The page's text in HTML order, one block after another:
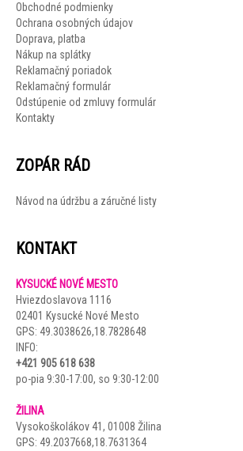
Obchodné podmienky
Ochrana osobných údajov
Doprava, platba
Nákup na splátky
Reklamačný poriadok
Reklamačný formulár
Odstúpenie od zmluvy formulár
Kontakty
ZOPÁR RÁD
Návod na údržbu a záručné listy
KONTAKT
KYSUCKÉ NOVÉ MESTO
Hviezdoslavova 1116
02401 Kysucké Nové Mesto
GPS: 49.3038626,18.7828648
INFO:
+421 905 618 638
po-pia 9:30-17:00, so 9:30-12:00
ŽILINA
Vysokoškolákov 41, 01008 Žilina
GPS: 49.2037668,18.7631364